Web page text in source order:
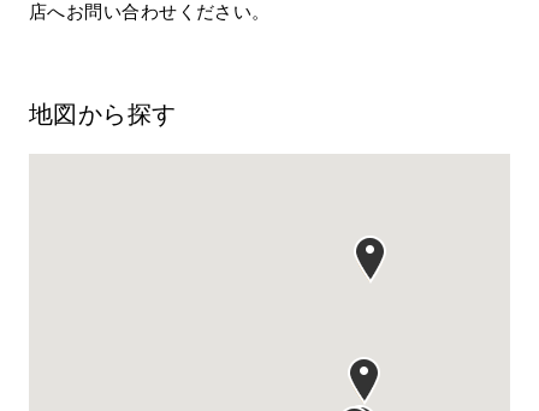
店へお問い合わせください。
地図から探す